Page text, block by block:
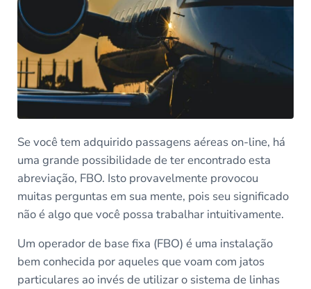
Se você tem adquirido passagens aéreas on-line, há
uma grande possibilidade de ter encontrado esta
abreviação, FBO. Isto provavelmente provocou
muitas perguntas em sua mente, pois seu significado
não é algo que você possa trabalhar intuitivamente.
Um operador de base fixa (FBO) é uma instalação
bem conhecida por aqueles que voam com jatos
particulares ao invés de utilizar o sistema de linhas